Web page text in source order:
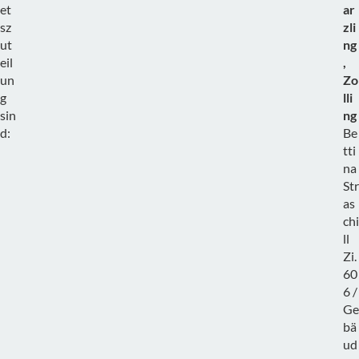
et
sz
ut
eil
un
g
sin
d:
ar
zli
ng
,
Zo
lli
ng
Be
tti
na
Str
as
chi
ll
Zi.
60
6 /
Ge
bä
ud